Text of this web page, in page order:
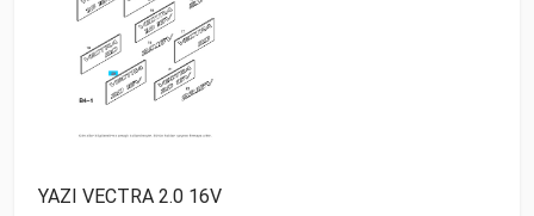
YAZI VECTRA 2.0 16V